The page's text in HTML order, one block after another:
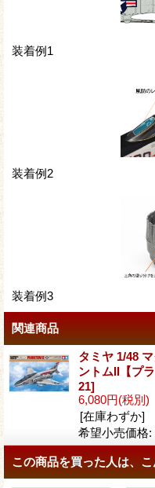
装着例1
装着例2
装着例3
関連商品
タミヤ 1/48
ントムII【プ
21]
6,080円(税別)
[在庫わずか]
希望小売価格:
この商品を買った人は、